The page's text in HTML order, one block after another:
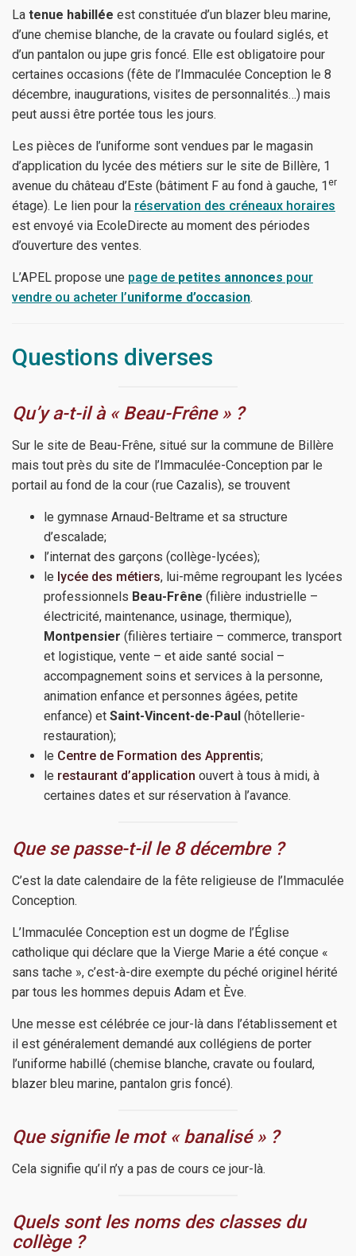
La tenue habillée est constituée d’un blazer bleu marine,
d’une chemise blanche, de la cravate ou foulard siglés, et
d’un pantalon ou jupe gris foncé. Elle est obligatoire pour
certaines occasions (fête de l’Immaculée Conception le 8
décembre, inaugurations, visites de personnalités…) mais
peut aussi être portée tous les jours.
Les pièces de l’uniforme sont vendues par le magasin
d’application du lycée des métiers sur le site de Billère, 1
avenue du château d’Este (bâtiment F au fond à gauche, 1 er
étage). Le lien pour la réservation des créneaux horaires
est envoyé via EcoleDirecte au moment des périodes
d’ouverture des ventes.
L’APEL propose une page de petites annonces pour
vendre ou acheter l’uniforme d’occasion.
Questions diverses
Qu’y a-t-il à « Beau-Frêne » ?
Sur le site de Beau-Frêne, situé sur la commune de Billère
mais tout près du site de l’Immaculée-Conception par le
portail au fond de la cour (rue Cazalis), se trouvent
le gymnase Arnaud-Beltrame et sa structure
d’escalade;
l’internat des garçons (collège-lycées);
le lycée des métiers, lui-même regroupant les lycées
professionnels Beau-Frêne (filière industrielle –
électricité, maintenance, usinage, thermique),
Montpensier (filières tertiaire – commerce, transport
et logistique, vente – et aide santé social –
accompagnement soins et services à la personne,
animation enfance et personnes âgées, petite
enfance) et Saint-Vincent-de-Paul (hôtellerie-
restauration);
le Centre de Formation des Apprentis;
le restaurant d’application ouvert à tous à midi, à
certaines dates et sur réservation à l’avance.
Que se passe-t-il le 8 décembre ?
C’est la date calendaire de la fête religieuse de l’Immaculée
Conception.
L’Immaculée Conception est un dogme de l’Église
catholique qui déclare que la Vierge Marie a été conçue «
sans tache », c’est-à-dire exempte du péché originel hérité
par tous les hommes depuis Adam et Ève.
Une messe est célébrée ce jour-là dans l’établissement et
il est généralement demandé aux collégiens de porter
l’uniforme habillé (chemise blanche, cravate ou foulard,
blazer bleu marine, pantalon gris foncé).
Que signifie le mot « banalisé » ?
Cela signifie qu’il n’y a pas de cours ce jour-là.
Quels sont les noms des classes du
collège ?